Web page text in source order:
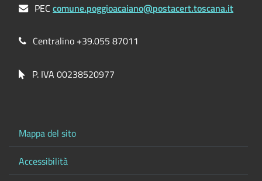
PECcomune.poggioacaiano@postacert.toscana.it
Centralino +39.055 87011
P. IVA 00238520977
Mappa del sito
Accessibilità